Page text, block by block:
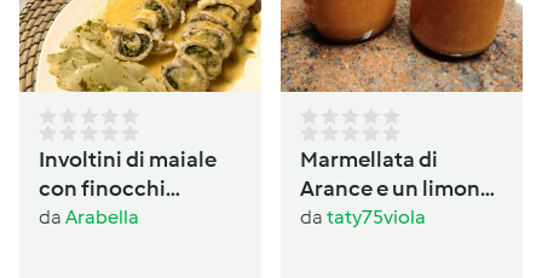
Involtini di maiale
con finocchi
prezzemolati
da Arabella
Marmellata di
Arance e un limone
con buccia
da taty75viola